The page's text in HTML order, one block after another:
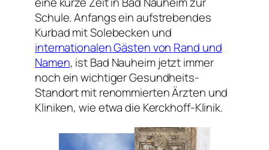
Schule. Anfangs ein aufstrebendes
Kurbad mit Solebecken und
internationalen Gästen von Rand und
Namen, ist Bad Nauheim jetzt immer
noch ein wichtiger Gesundheits-
Standort mit renommierten Ärzten und
Kliniken, wie etwa die Kerckhoff-Klinik.